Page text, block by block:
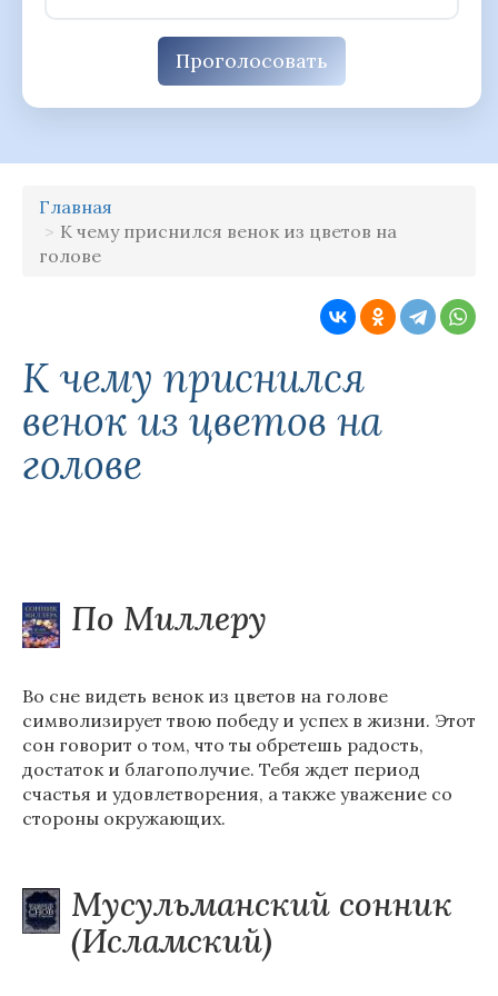
Проголосовать
Главная
К чему приснился венок из цветов на
голове
К чему приснился
венок из цветов на
голове
По Миллеру
Во сне видеть венок из цветов на голове
символизирует твою победу и успех в жизни. Этот
сон говорит о том, что ты обретешь радость,
достаток и благополучие. Тебя ждет период
счастья и удовлетворения, а также уважение со
стороны окружающих.
Мусульманский сонник
(Исламский)